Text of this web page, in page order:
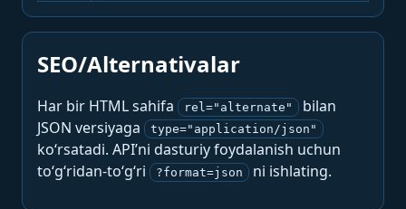
SEO/Alternativalar
Har bir HTML sahifa rel="alternate"
bilan
JSON versiyaga
type="application/json"
ko‘rsatadi. API’ni dasturiy foydalanish uchun
to‘g‘ridan-to‘g‘ri
?format=json ni ishlating.